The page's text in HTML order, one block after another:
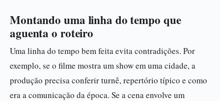
Montando uma linha do tempo que
aguenta o roteiro
Uma linha do tempo bem feita evita contradições. Por
exemplo, se o filme mostra um show em uma cidade, a
produção precisa conferir turnê, repertório típico e como
era a comunicação da época. Se a cena envolve um